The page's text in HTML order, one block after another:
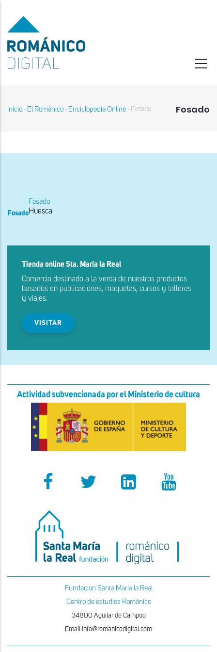
contenido
principal
Fosado
navegación
Inicio - El Románico - Enciclopedia Online - Fosado
Fosado
Fosado
Huesca
Tienda online Sta. María la Real
Comercio destinado a la venta de nuestros productos
basados en publicaciones, maquetas, cursos y talleres
y viajes.
VISITAR
Actividad subvencionada por el Ministerio de cultura
Fundacion Santa Maria la Real
Centro de estudios Románico
34800 Aguilar de Campoo
Email:info@romanicodigital.com